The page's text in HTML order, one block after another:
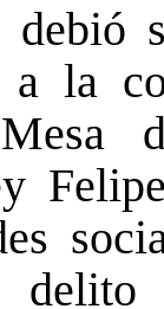
debió
a la